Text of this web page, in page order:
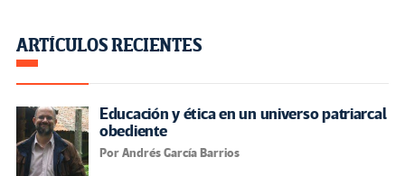
ARTÍCULOS RECIENTES
Educación y ética en un universo patriarcal
obediente
Por Andrés García Barrios